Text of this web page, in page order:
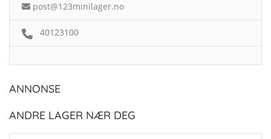
post@123minilager.no
40123100
ANNONSE
ANDRE LAGER NÆR DEG